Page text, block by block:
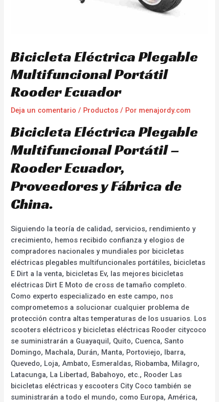
Bicicleta Eléctrica Plegable
Multifuncional Portátil
Rooder Ecuador
Deja un comentario / Productos / Por menajordy.com
Bicicleta Eléctrica Plegable
Multifuncional Portátil –
Rooder Ecuador,
Proveedores y Fábrica de
China.
Siguiendo la teoría de calidad, servicios, rendimiento y
crecimiento, hemos recibido confianza y elogios de
compradores nacionales y mundiales por bicicletas
eléctricas plegables multifuncionales portátiles, bicicletas
E Dirt a la venta, bicicletas Ev, las mejores bicicletas
eléctricas Dirt E Moto de cross de tamaño completo.
Como experto especializado en este campo, nos
comprometemos a solucionar cualquier problema de
protección contra altas temperaturas de los usuarios. Los
scooters eléctricos y bicicletas eléctricas Rooder citycoco
se suministrarán a Guayaquil, Quito, Cuenca, Santo
Domingo, Machala, Durán, Manta, Portoviejo, Ibarra,
Quevedo, Loja, Ambato, Esmeraldas, Riobamba, Milagro,
Latacunga, La Libertad, Babahoyo, etc., Rooder Las
bicicletas eléctricas y escooters City Coco también se
suministrarán a todo el mundo, como Europa, América,